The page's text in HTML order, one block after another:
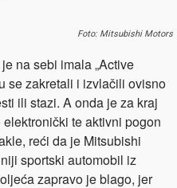
Foto: Mitsubishi Motors
na sebi imala „Active
se zakretali i izvlačili ovisno
ili stazi. A onda je za kraj
te aktivni pogon
reći da je Mitsubishi
sportski automobil iz
zapravo je blago, jer